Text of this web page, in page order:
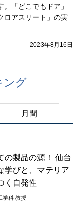
「どこでもドア」
ロアスリート」の実
2023年8月16日
ング
月間
の製品の源！ 仙台
学びと、マテリア
く自発性
学科 教授